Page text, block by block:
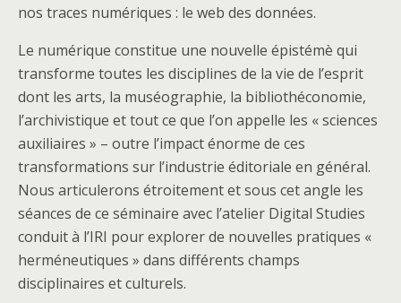
nos traces numériques : le web des données.
Le numérique constitue une nouvelle épistémè qui
transforme toutes les disciplines de la vie de l’esprit
dont les arts, la muséographie, la bibliothéconomie,
l’archivistique et tout ce que l’on appelle les « sciences
auxiliaires » – outre l’impact énorme de ces
transformations sur l’industrie éditoriale en général.
Nous articulerons étroitement et sous cet angle les
séances de ce séminaire avec l’atelier Digital Studies
conduit à l’IRI pour explorer de nouvelles pratiques «
herméneutiques » dans différents champs
disciplinaires et culturels.